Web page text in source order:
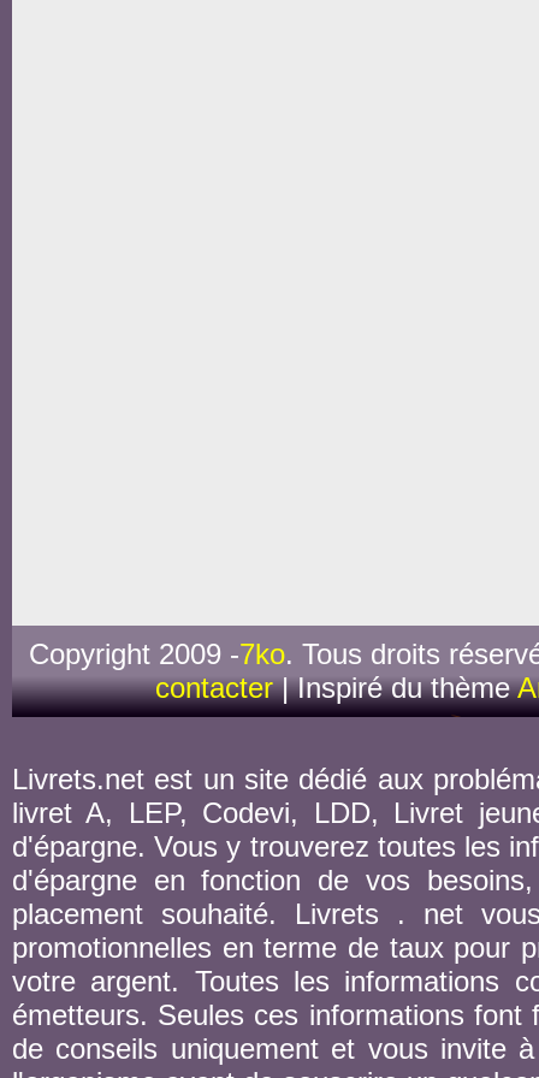
Copyright 2009 -7ko. Tous droits
contacter| Inspiré du thème
Livrets.net est un site dédié aux
livret A, LEP, Codevi, LDD, Livret
d'épargne. Vous y trouverez toutes les
d'épargne en fonction de vos
placement souhaité. Livrets . net
promotionnelles en terme de taux pour
votre argent. Toutes les informations
émetteurs. Seules ces informations
de conseils uniquement et vous invite